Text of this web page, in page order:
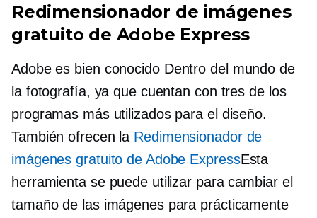
Redimensionador de imágenes
gratuito de Adobe Express
Adobe es bien conocidoDentro del mundo de
la fotografía, ya que cuentan con tres de los
programas más utilizados para el diseño.
También ofrecen la Redimensionador de
imágenes gratuito de Adobe ExpressEsta
herramienta se puede utilizar para cambiar el
tamaño de las imágenes para prácticamente